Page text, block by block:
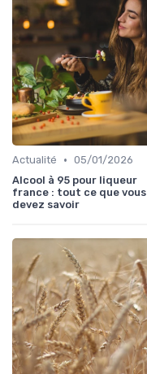
Actualité • 05/01/2026
Alcool à 95 pour liqueur
france : tout ce que vous
devez savoir